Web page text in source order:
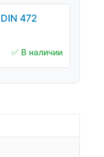
472
✅ В наличии